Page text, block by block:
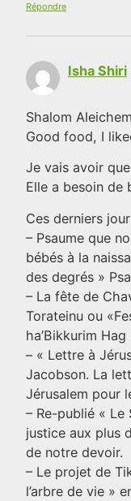
Répondre
Isha Shiri
Shalom
Good food, I
Je vais avoir
Elle a besoin de
Ces derniers
– Psaume que
bébés à la
des degrés »
– La fête de
Torateinu ou
ha’Bikkurim
– « Lettre à
Jacobson. La
Jérusalem pour
– Re-publié « Le
justice aux plus
de notre devoir.
– Le projet de
l’arbre de vie »